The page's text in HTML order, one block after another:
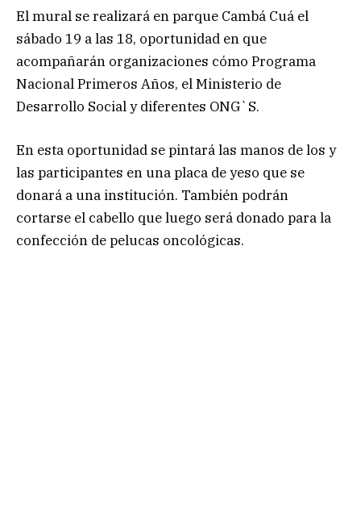
El mural se realizará en parque Cambá Cuá el
sábado 19 a las 18, oportunidad en que
acompañarán organizaciones cómo Programa
Nacional Primeros Años, el Ministerio de
Desarrollo Social y diferentes ONG`S.
En esta oportunidad se pintará las manos de los y
las participantes en una placa de yeso que se
donará a una institución. También podrán
cortarse el cabello que luego será donado para la
confección de pelucas oncológicas.